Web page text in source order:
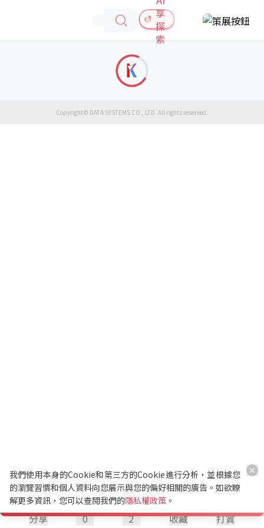
享
探
索
分享 0 2 收藏 打賞
Copyright© DATA SYSTEMS CO., LTD. All rights reserved.
我們使用本身的Cookie和第三方的Cookie進行分析，並根據您
的瀏覽習慣和個人資料向您展示與您的偏好相關的廣告。如欲瞭
解更多資訊，您可以查閱我們的隱私權政策 。